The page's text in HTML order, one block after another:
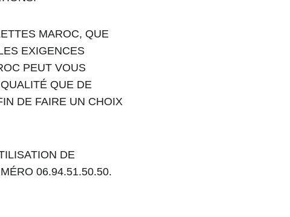
MAROC, QUE
EXIGENCES
PEUT VOUS
QUE DE
DE FAIRE UN CHOIX
DE
06.94.51.50.50.